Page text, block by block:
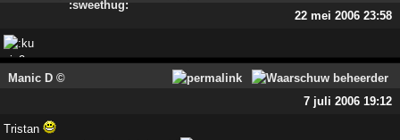
22 mei 2006 23:58
Manic D ©
7 juli 2006 19:12
Tristan